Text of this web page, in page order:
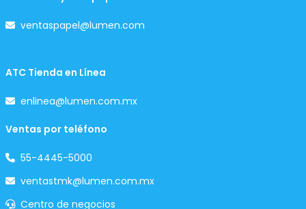
ventaspapel@lumen.com
ATC Tienda en Línea
enlinea@lumen.com.mx
Ventas por teléfono
55-4445-5000
ventastmk@lumen.com.mx
Centro de negocios